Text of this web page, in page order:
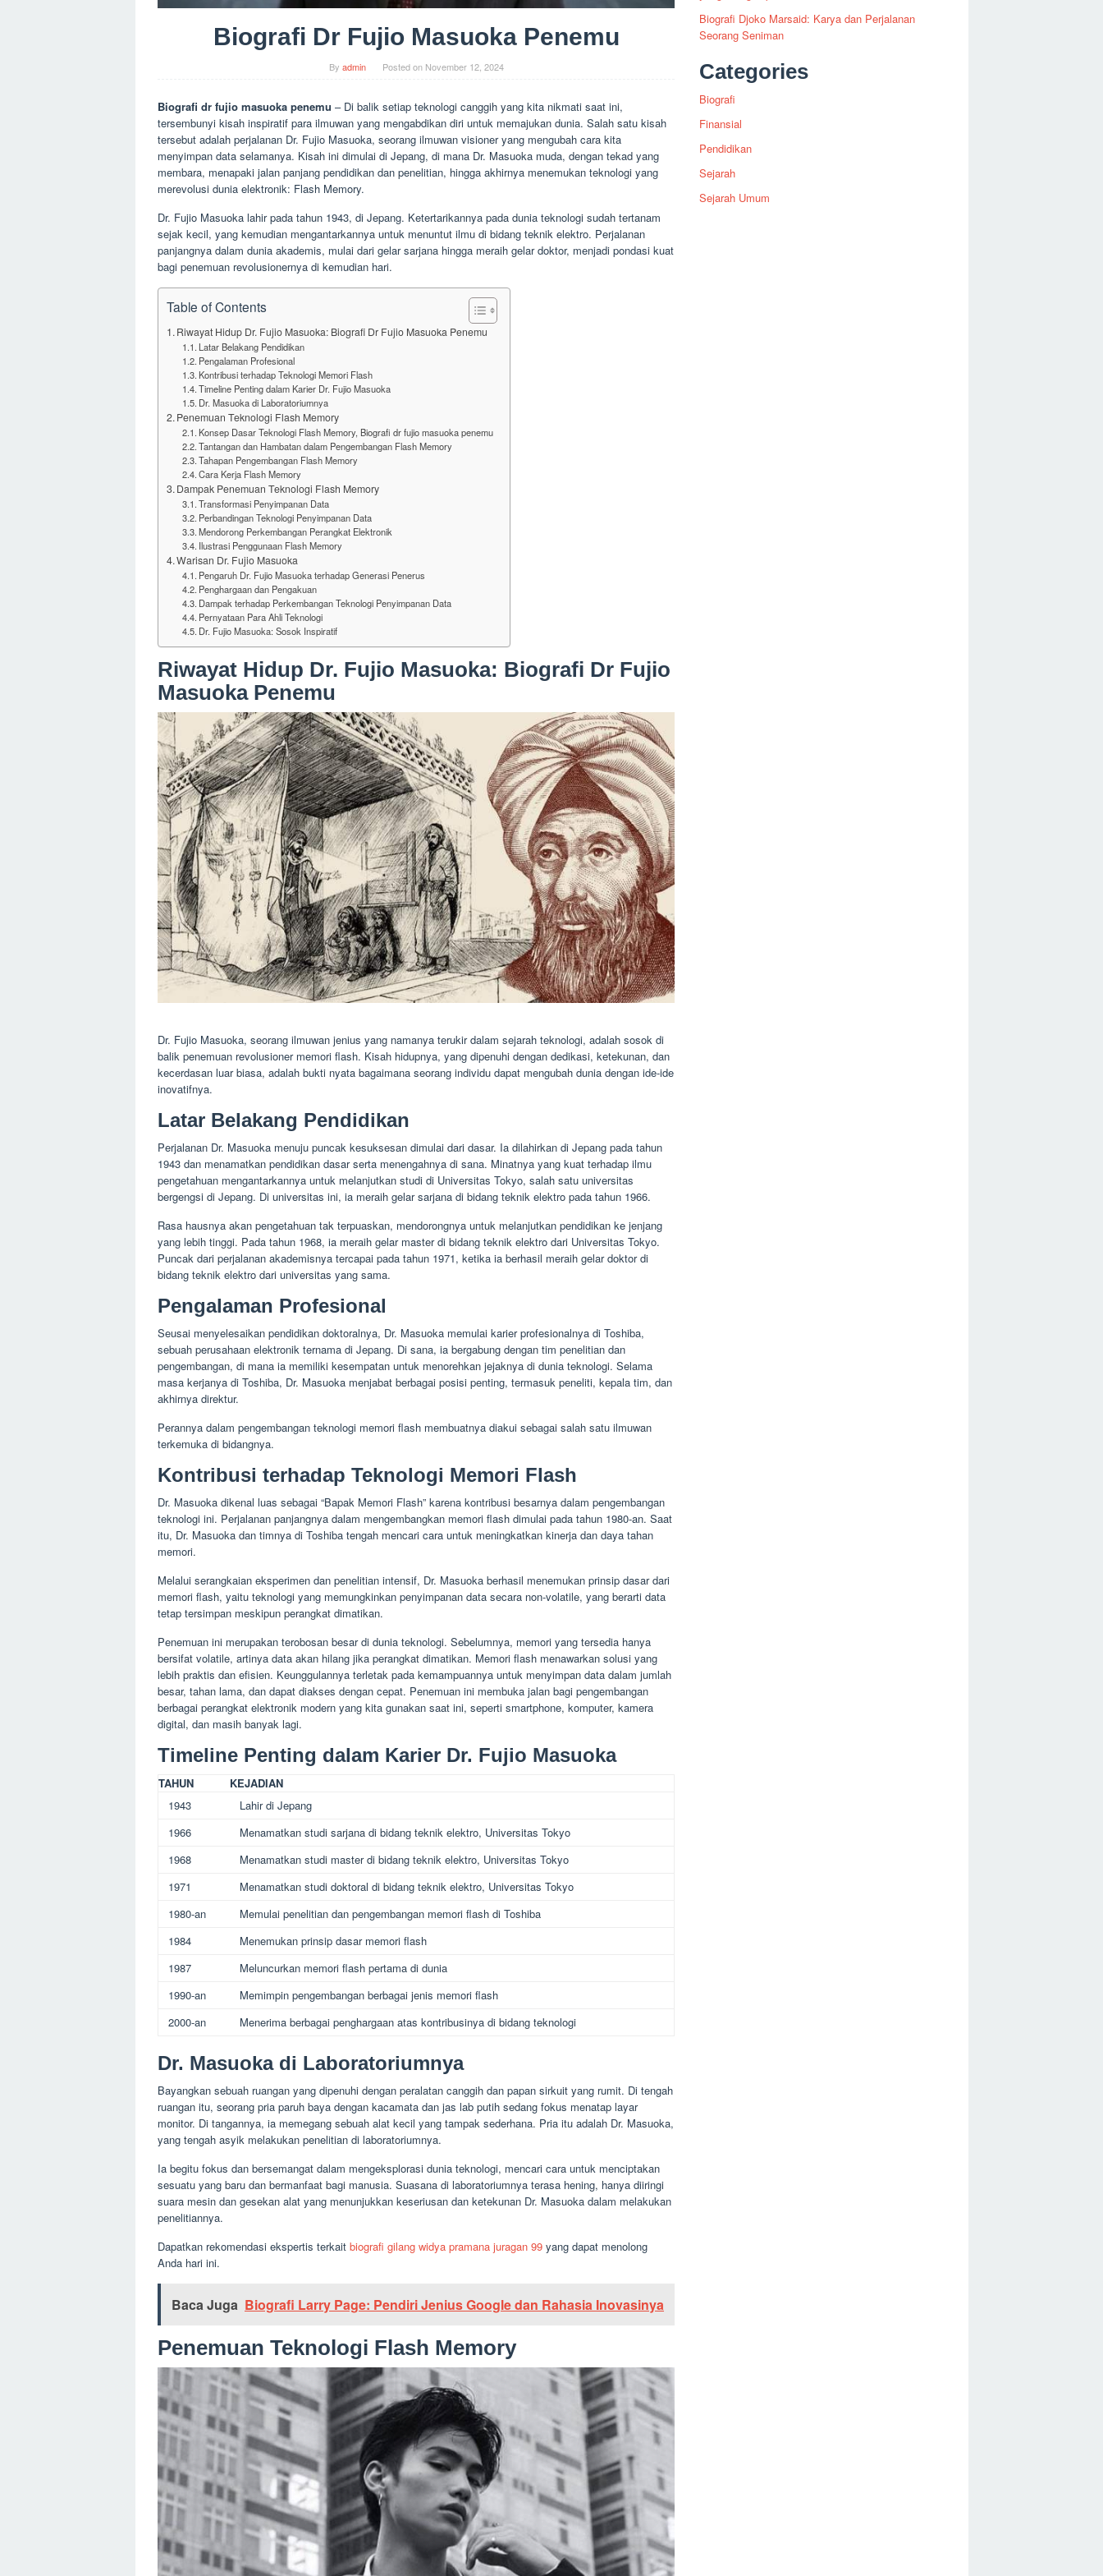
Biografi Dr Fujio Masuoka Penemu
By admin Posted on November 12, 2024
Biografi dr fujio masuoka penemu – Di balik setiap teknologi canggih yang kita nikmati saat ini,
tersembunyi kisah inspiratif para ilmuwan yang mengabdikan diri untuk memajukan dunia. Salah satu kisah
tersebut adalah perjalanan Dr. Fujio Masuoka, seorang ilmuwan visioner yang mengubah cara kita
menyimpan data selamanya. Kisah ini dimulai di Jepang, di mana Dr. Masuoka muda, dengan tekad yang
membara, menapaki jalan panjang pendidikan dan penelitian, hingga akhirnya menemukan teknologi yang
merevolusi dunia elektronik: Flash Memory.
Dr. Fujio Masuoka lahir pada tahun 1943, di Jepang. Ketertarikannya pada dunia teknologi sudah tertanam
sejak kecil, yang kemudian mengantarkannya untuk menuntut ilmu di bidang teknik elektro. Perjalanan
panjangnya dalam dunia akademis, mulai dari gelar sarjana hingga meraih gelar doktor, menjadi pondasi kuat
bagi penemuan revolusionernya di kemudian hari.
Table of Contents
Riwayat Hidup Dr. Fujio Masuoka: Biografi Dr Fujio Masuoka Penemu
Latar Belakang Pendidikan
Pengalaman Profesional
Kontribusi terhadap Teknologi Memori Flash
Timeline Penting dalam Karier Dr. Fujio Masuoka
Dr. Masuoka di Laboratoriumnya
Penemuan Teknologi Flash Memory
Konsep Dasar Teknologi Flash Memory, Biografi dr fujio masuoka penemu
Tantangan dan Hambatan dalam Pengembangan Flash Memory
Tahapan Pengembangan Flash Memory
Cara Kerja Flash Memory
Dampak Penemuan Teknologi Flash Memory
Transformasi Penyimpanan Data
Perbandingan Teknologi Penyimpanan Data
Mendorong Perkembangan Perangkat Elektronik
Ilustrasi Penggunaan Flash Memory
Warisan Dr. Fujio Masuoka
Pengaruh Dr. Fujio Masuoka terhadap Generasi Penerus
Penghargaan dan Pengakuan
Dampak terhadap Perkembangan Teknologi Penyimpanan Data
Pernyataan Para Ahli Teknologi
Dr. Fujio Masuoka: Sosok Inspiratif
Riwayat Hidup Dr. Fujio Masuoka: Biografi Dr Fujio
Masuoka Penemu
Dr. Fujio Masuoka, seorang ilmuwan jenius yang namanya terukir dalam sejarah teknologi, adalah sosok di
balik penemuan revolusioner memori flash. Kisah hidupnya, yang dipenuhi dengan dedikasi, ketekunan, dan
kecerdasan luar biasa, adalah bukti nyata bagaimana seorang individu dapat mengubah dunia dengan ide-ide
inovatifnya.
Latar Belakang Pendidikan
Perjalanan Dr. Masuoka menuju puncak kesuksesan dimulai dari dasar. Ia dilahirkan di Jepang pada tahun
1943 dan menamatkan pendidikan dasar serta menengahnya di sana. Minatnya yang kuat terhadap ilmu
pengetahuan mengantarkannya untuk melanjutkan studi di Universitas Tokyo, salah satu universitas
bergengsi di Jepang. Di universitas ini, ia meraih gelar sarjana di bidang teknik elektro pada tahun 1966.
Rasa hausnya akan pengetahuan tak terpuaskan, mendorongnya untuk melanjutkan pendidikan ke jenjang
yang lebih tinggi. Pada tahun 1968, ia meraih gelar master di bidang teknik elektro dari Universitas Tokyo.
Puncak dari perjalanan akademisnya tercapai pada tahun 1971, ketika ia berhasil meraih gelar doktor di
bidang teknik elektro dari universitas yang sama.
Pengalaman Profesional
Seusai menyelesaikan pendidikan doktoralnya, Dr. Masuoka memulai karier profesionalnya di Toshiba,
sebuah perusahaan elektronik ternama di Jepang. Di sana, ia bergabung dengan tim penelitian dan
pengembangan, di mana ia memiliki kesempatan untuk menorehkan jejaknya di dunia teknologi. Selama
masa kerjanya di Toshiba, Dr. Masuoka menjabat berbagai posisi penting, termasuk peneliti, kepala tim, dan
akhirnya direktur.
Perannya dalam pengembangan teknologi memori flash membuatnya diakui sebagai salah satu ilmuwan
terkemuka di bidangnya.
Kontribusi terhadap Teknologi Memori Flash
Dr. Masuoka dikenal luas sebagai “Bapak Memori Flash” karena kontribusi besarnya dalam pengembangan
teknologi ini. Perjalanan panjangnya dalam mengembangkan memori flash dimulai pada tahun 1980-an. Saat
itu, Dr. Masuoka dan timnya di Toshiba tengah mencari cara untuk meningkatkan kinerja dan daya tahan
memori.
Melalui serangkaian eksperimen dan penelitian intensif, Dr. Masuoka berhasil menemukan prinsip dasar dari
memori flash, yaitu teknologi yang memungkinkan penyimpanan data secara non-volatile, yang berarti data
tetap tersimpan meskipun perangkat dimatikan.
Penemuan ini merupakan terobosan besar di dunia teknologi. Sebelumnya, memori yang tersedia hanya
bersifat volatile, artinya data akan hilang jika perangkat dimatikan. Memori flash menawarkan solusi yang
lebih praktis dan efisien. Keunggulannya terletak pada kemampuannya untuk menyimpan data dalam jumlah
besar, tahan lama, dan dapat diakses dengan cepat. Penemuan ini membuka jalan bagi pengembangan
berbagai perangkat elektronik modern yang kita gunakan saat ini, seperti smartphone, komputer, kamera
digital, dan masih banyak lagi.
Timeline Penting dalam Karier Dr. Fujio Masuoka
TAHUN
KEJADIAN
1943
Lahir di Jepang
1966
Menamatkan studi sarjana di bidang teknik elektro, Universitas Tokyo
1968
Menamatkan studi master di bidang teknik elektro, Universitas Tokyo
1971
Menamatkan studi doktoral di bidang teknik elektro, Universitas Tokyo
1980-an
Memulai penelitian dan pengembangan memori flash di Toshiba
1984
Menemukan prinsip dasar memori flash
1987
Meluncurkan memori flash pertama di dunia
1990-an
Memimpin pengembangan berbagai jenis memori flash
2000-an
Menerima berbagai penghargaan atas kontribusinya di bidang teknologi
Dr. Masuoka di Laboratoriumnya
Bayangkan sebuah ruangan yang dipenuhi dengan peralatan canggih dan papan sirkuit yang rumit. Di tengah
ruangan itu, seorang pria paruh baya dengan kacamata dan jas lab putih sedang fokus menatap layar
monitor. Di tangannya, ia memegang sebuah alat kecil yang tampak sederhana. Pria itu adalah Dr. Masuoka,
yang tengah asyik melakukan penelitian di laboratoriumnya.
Ia begitu fokus dan bersemangat dalam mengeksplorasi dunia teknologi, mencari cara untuk menciptakan
sesuatu yang baru dan bermanfaat bagi manusia. Suasana di laboratoriumnya terasa hening, hanya diiringi
suara mesin dan gesekan alat yang menunjukkan keseriusan dan ketekunan Dr. Masuoka dalam melakukan
penelitiannya.
Dapatkan rekomendasi ekspertis terkait biografi gilang widya pramana juragan 99 yang dapat menolong
Anda hari ini.
Baca Juga Biografi Larry Page: Pendiri Jenius Google dan Rahasia Inovasinya
Penemuan Teknologi Flash Memory
Biografi Djoko Marsaid: Karya dan Perjalanan
Seorang Seniman
Categories
Biografi
Finansial
Pendidikan
Sejarah
Sejarah Umum